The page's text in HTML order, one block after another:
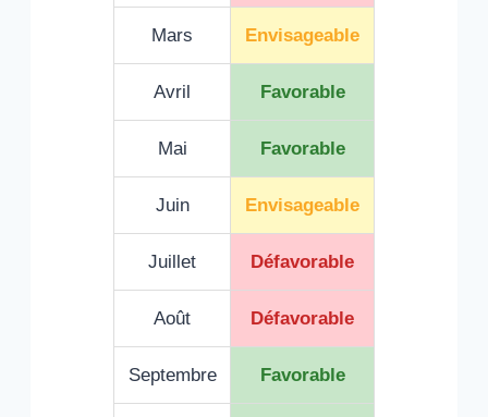
Mars Envisageable
Avril Favorable
Mai Favorable
Juin Envisageable
Juillet Défavorable
Août Défavorable
Septembre Favorable